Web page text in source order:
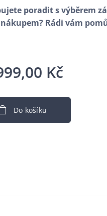
poradit s výběrem
Rádi vám
Kč
Do košíku